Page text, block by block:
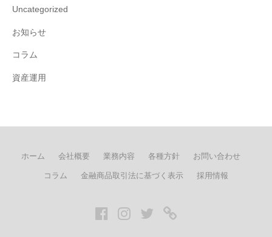
Uncategorized
お知らせ
コラム
資産運用
ホーム 会社概要 業務内容 各種方針 お問い合わせ
コラム 金融商品取引法に基づく表示 採用情報
FacebookInstagram
twitter